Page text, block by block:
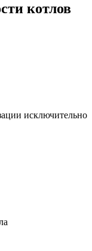
котлов
исключительно